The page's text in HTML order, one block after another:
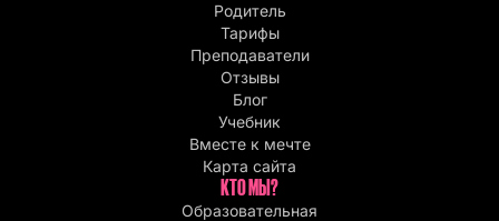
Родитель
Тарифы
Преподаватели
Отзывы
Блог
Учебник
Вместе к мечте
Карта сайта
КТО МЫ?
Образовательная